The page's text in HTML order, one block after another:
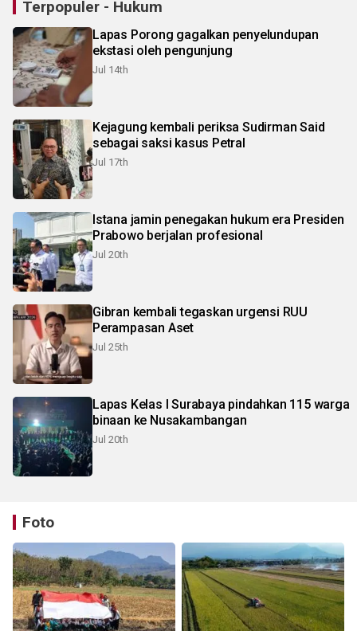
Terpopuler - Hukum
Lapas Porong gagalkan penyelundupan
ekstasi oleh pengunjung
Jul 14th
Kejagung kembali periksa Sudirman Said
sebagai saksi kasus Petral
Jul 17th
Istana jamin penegakan hukum era Presiden
Prabowo berjalan profesional
Jul 20th
Gibran kembali tegaskan urgensi RUU
Perampasan Aset
Jul 25th
Lapas Kelas I Surabaya pindahkan 115 warga
binaan ke Nusakambangan
Jul 20th
Foto